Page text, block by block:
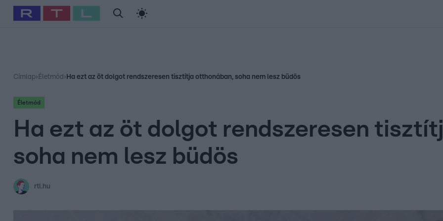
Babits Marcella Szellő István Most Wanted
Címlap› Életmód › Ha ezt az öt dolgot rendszeresen tisztítja otthonában, soha nem lesz büdös
Életmód
Ha ezt az öt dolgot rendszeresen
soha nem lesz büdös
rtl.hu